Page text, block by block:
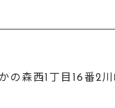
の森西1丁目16番2